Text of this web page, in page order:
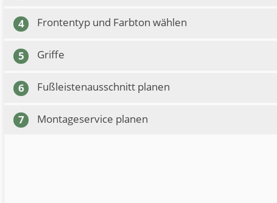
4 Frontentyp und Farbton wählen
5 Griffe
6 Fußleistenausschnitt planen
7 Montageservice planen